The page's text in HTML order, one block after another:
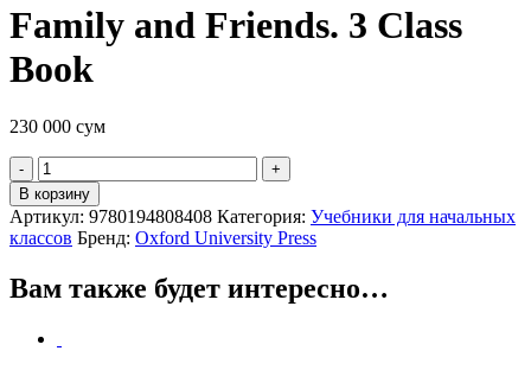
Family and Friends. 3 Class
Book
230 000 сум
Quantity
В корзину
Артикул: 9780194808408 Категория: Учебники для начальных
классов Бренд: Oxford University Press
Вам также будет интересно…